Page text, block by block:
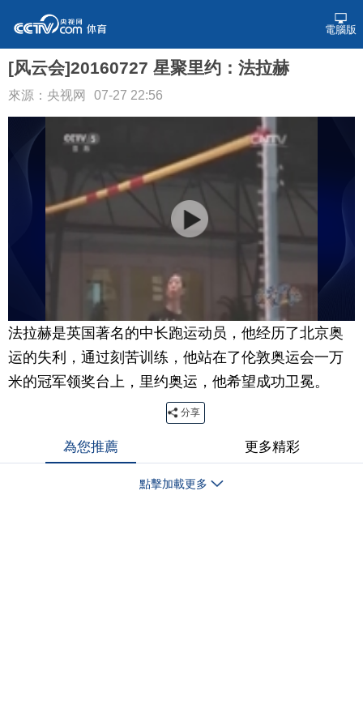
電腦版
[风云会]20160727 星聚里约：法拉赫
來源：央视网 07-27 22:56
法拉赫是英国著名的中长跑运动员，他经历了北京奥
运的失利，通过刻苦训练，他站在了伦敦奥运会一万
米的冠军领奖台上，里约奥运，他希望成功卫冕。
分享
為您推薦 更多精彩
點擊加載更多